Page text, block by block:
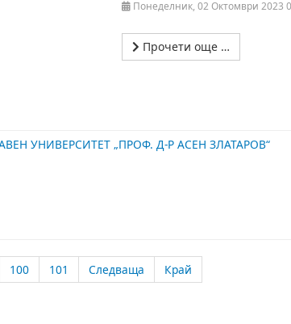
Понеделник, 02 Октомври 2023
Прочети още …
УНИВЕРСИТЕТ „ПРОФ. Д-Р АСЕН ЗЛАТАРОВ“
100 101 Следваща Край